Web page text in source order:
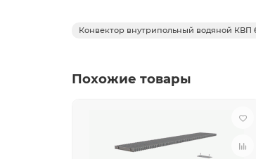
долговечность – труба
КВП
Испытательное давление20 атм
Теплоотдача при 70°С
640 Вт
Конвектор внутрипольный водяной КВП
Похожие товары